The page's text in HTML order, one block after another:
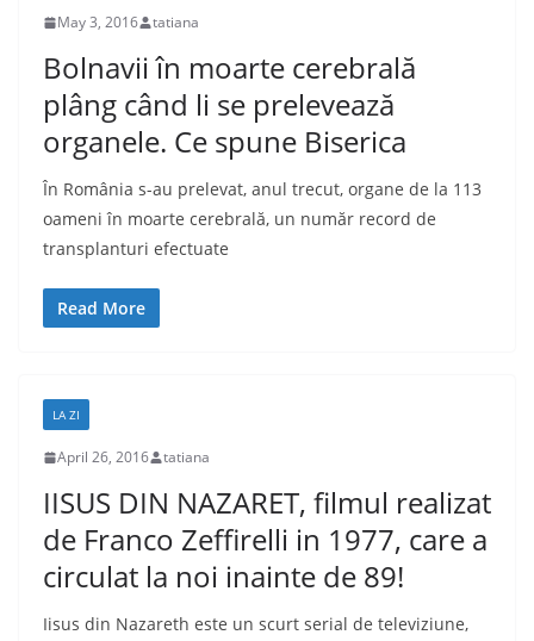
May 3, 2016 tatiana
Bolnavii în moarte cerebrală
plâng când li se prelevează
organele. Ce spune Biserica
În România s-au prelevat, anul trecut, organe de la 113
oameni în moarte cerebrală, un număr record de
transplanturi efectuate
Read More
LA ZI
April 26, 2016 tatiana
IISUS DIN NAZARET, filmul realizat
de Franco Zeffirelli in 1977, care a
circulat la noi inainte de 89!
Iisus din Nazareth este un scurt serial de televiziune,